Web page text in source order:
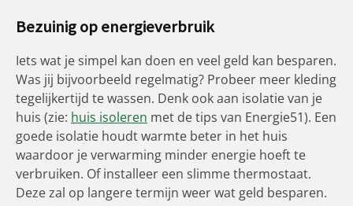
Bezuinig op energieverbruik
Iets wat je simpel kan doen en veel geld kan besparen.
Was jij bijvoorbeeld regelmatig? Probeer meer kleding
tegelijkertijd te wassen. Denk ook aan isolatie van je
huis (zie: huis isoleren met de tips van Energie51). Een
goede isolatie houdt warmte beter in het huis
waardoor je verwarming minder energie hoeft te
verbruiken. Of installeer een slimme thermostaat.
Deze zal op langere termijn weer wat geld besparen.